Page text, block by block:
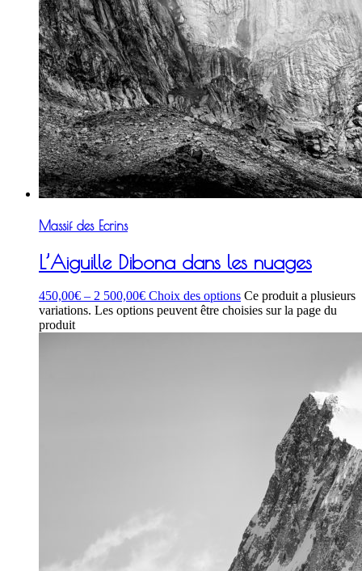
Massif des Ecrins
L’Aiguille Dibona dans les nuages
450,00€ – 2 500,00€ Choix des options Ce produit a plusieurs
variations. Les options peuvent être choisies sur la page du
produit